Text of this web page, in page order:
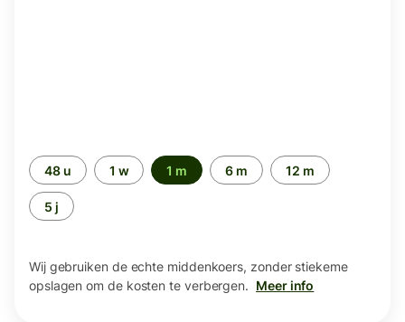
Periode
48 u 1 w 1 m 6 m 12 m
5 j
Wij gebruiken de echte middenkoers, zonder stiekeme
opslagen om de kosten te verbergen. Meer info